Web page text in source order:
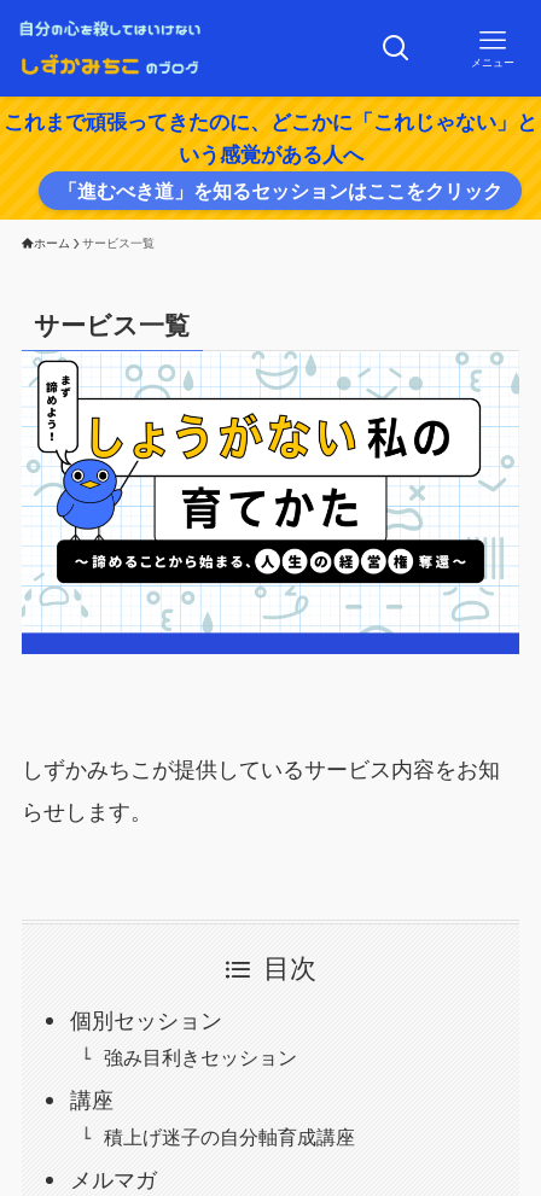
メニュー
これまで頑張ってきたのに、どこかに「これじゃない」と
いう感覚がある人へ
「進むべき道」を知るセッションはここをクリック
ホーム サービス一覧
サービス一覧
しずかみちこが提供しているサービス内容をお知
らせします。
目次
個別セッション
強み目利きセッション
講座
積上げ迷子の自分軸育成講座
メルマガ